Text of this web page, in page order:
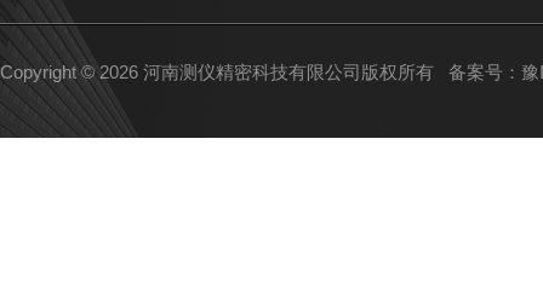
Copyright © 2026 河南测仪精密科技有限公司版权所有 备案号：